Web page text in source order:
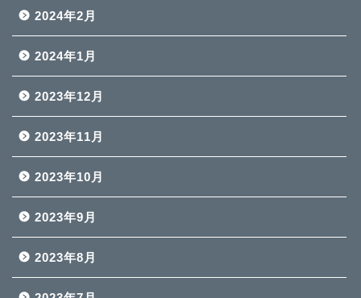
2024年2月
2024年1月
2023年12月
2023年11月
2023年10月
2023年9月
2023年8月